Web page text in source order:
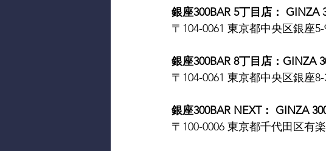
銀座300BAR 5丁目店： GINZA
〒104-0061 東京都中央区銀座
銀座300BAR 8丁目店：GINZA
〒104-0061 東京都中央区銀座
銀座300BAR NEXT： GINZA
〒100-0006 東京都千代田区有